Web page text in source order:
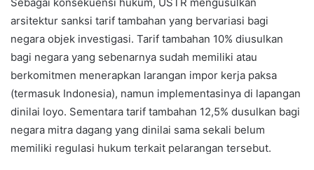
arsitektur sanksi tarif tambahan yang bervariasi bagi
negara objek investigasi. Tarif tambahan 10% diusulkan
bagi negara yang sebenarnya sudah memiliki atau
berkomitmen menerapkan larangan impor kerja paksa
(termasuk Indonesia), namun implementasinya di lapangan
dinilai loyo. Sementara tarif tambahan 12,5% dusulkan bagi
negara mitra dagang yang dinilai sama sekali belum
memiliki regulasi hukum terkait pelarangan tersebut.